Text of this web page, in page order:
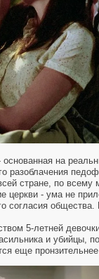
на
разоблачения
стране, по всему
церкви - ума не
согласия
5-летней
и убийцы,
еще